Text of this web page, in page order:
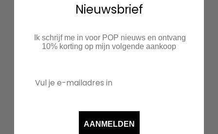
Al onze prints worden met liefde
Nieuwsbrief
Ik schrijf me in voor POP nieuws en ontvang
10% korting op mijn volgende aankoop
AANMELDEN